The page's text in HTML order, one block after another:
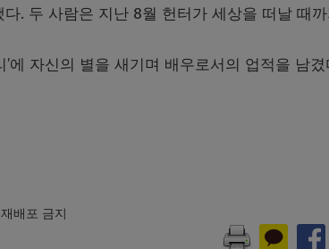
. 두 사람은 지난 8월 헌터가 세상을 떠날 때
에 자신의 별을 새기며 배우로서의 업적을 남겼
배포 금지